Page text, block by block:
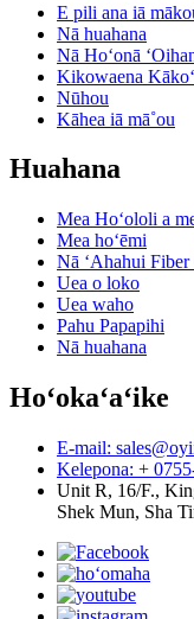
E pili ana iā
Nā huahana
Nā Hoʻonā
Kikowaena
Nūhou
Kāhea iā mā˚ou
Huahana
Mea Hoʻololi a
Mea hoʻēmi
Nā ʻAhahui Fiber
Uea o loko
Uea waho
Pahu Papapihi
Nā huahana
Hoʻokaʻaʻike
E-mail:
Kelepona: +
Unit R, 16/F.,
Shek Mun, Sha